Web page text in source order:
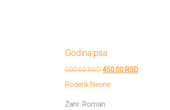
Godina psa
500.00RSDOriginalna
cena
450.00 RSDTrenutna
Roderik Neone
Žanr: Roman